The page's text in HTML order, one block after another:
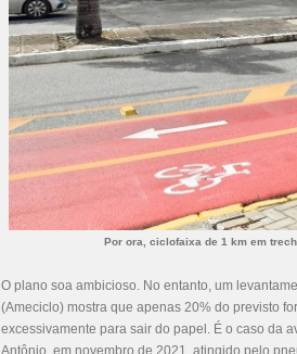
Por ora, ciclofaixa de 1 km em
O plano soa ambicioso. No entanto, um
(Ameciclo) mostra que apenas 20% do previsto
excessivamente para sair do papel. É o caso da